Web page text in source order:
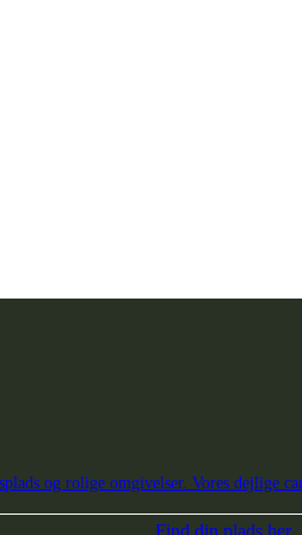
og rolige omgivelser. Vores dejlige
Find din plads her